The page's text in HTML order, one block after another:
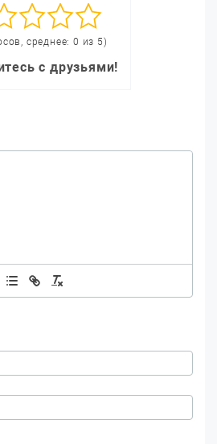
среднее: 0 из 5)
с друзьями!